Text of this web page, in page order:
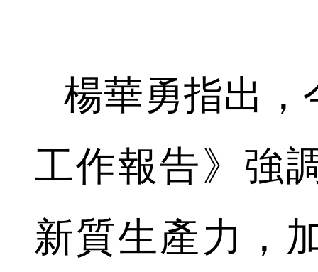
楊華勇指出，
工作報告》強
新質生產力，